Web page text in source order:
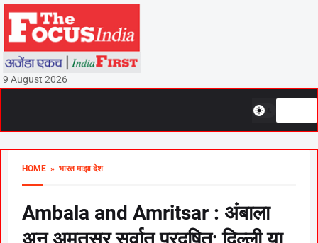
9 August 2026
HOME » भारत माझा देश
Ambala and Amritsar : अंबाला